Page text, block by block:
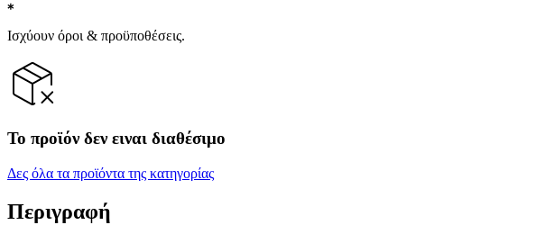
Ισχύουν όροι & προϋποθέσεις.
Το προϊόν δεν ειναι διαθέσιμο
Δες όλα τα προϊόντα της κατηγορίας
Περιγραφή